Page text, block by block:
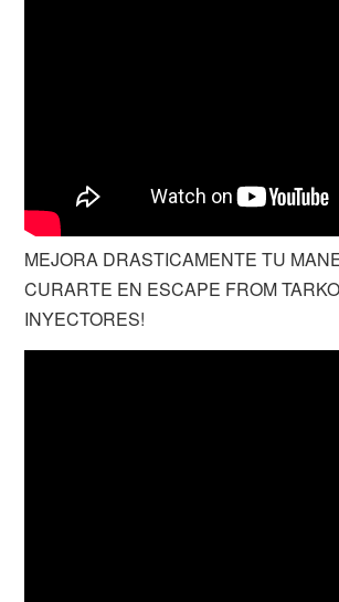
MEJORA DRASTICAMENTE TU
CURARTE EN ESCAPE FROM
INYECTORES!